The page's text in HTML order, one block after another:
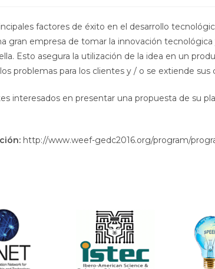
factores de éxito en el desarrollo
gran empresa de tomar la innovación tecnológica
Esto asegura la utilización de la idea en un
problemas para los clientes y / o se extiende sus
interesados en presentar una propuesta de su
http://www.weef-gedc2016.org/program/